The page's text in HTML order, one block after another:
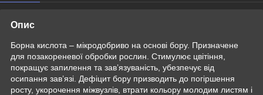
Опис
Борна кислота – мікродобриво на основі бору. Призначене
для позакореневої обробки рослин. Стимулює цвітіння,
покращує запилення та зав’язуваність, убезпечує від
осипання зав’язі. Дефіцит бору призводить до погіршення
росту, укорочення міжвузлів, втрати кольору молодим листям і